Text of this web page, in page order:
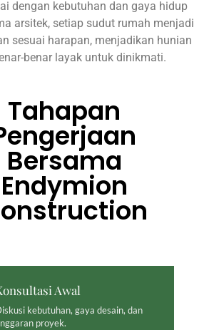
dengan kebutuhan dan gaya hidup
arsitek, setiap sudut rumah menjadi
sesuai harapan, menjadikan hunian
benar layak untuk dinikmati.
Tahapan
Bersama
Endymion
Awal
kebutuhan, gaya desain, dan
proyek.